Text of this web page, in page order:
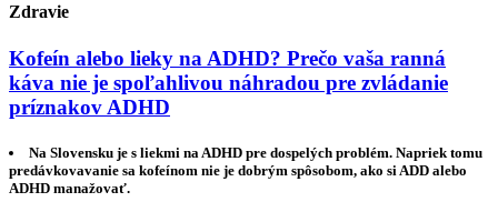
Zdravie
Kofeín alebo lieky na ADHD? Prečo vaša ranná
káva nie je spoľahlivou náhradou pre zvládanie
príznakov ADHD
Na Slovensku je s liekmi na ADHD pre dospelých problém. Napriek tomu
predávkovavanie sa kofeínom nie je dobrým spôsobom, ako si ADD alebo
ADHD manažovať.